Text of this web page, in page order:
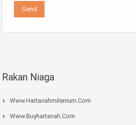
Rakan Niaga
Www.hartanahmilenium.com
Www.buyhartanah.com